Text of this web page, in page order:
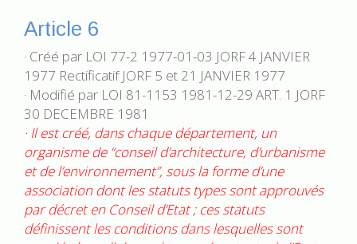
Article 6
· Créé par LOI 77-2 1977-01-03 JORF 4 JANVIER
1977 Rectificatif JORF 5 et 21 JANVIER 1977
· Modifié par LOI 81-1153 1981-12-29 ART. 1 JORF
30 DECEMBRE 1981
· Il est créé, dans chaque département, un
organisme de “conseil d’architecture, d’urbanisme
et de l’environnement”, sous la forme d’une
association dont les statuts types sont approuvés
par décret en Conseil d’Etat ; ces statuts
définissent les conditions dans lesquelles sont